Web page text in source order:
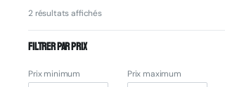
2 résultats affichés
Filtrer par prix
Prix minimum Prix maximum